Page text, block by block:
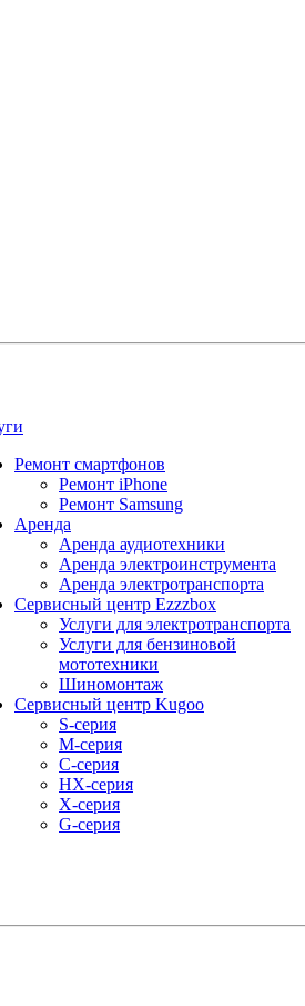
Ремонт смартфонов
Ремонт iPhone
Ремонт Samsung
Аренда
Аренда аудиотехники
Аренда электроинструмента
Аренда электротранспорта
Сервисный центр Ezzzbox
Услуги для электротранспорта
Услуги для бензиновой
мототехники
Шиномонтаж
Сервисный центр Kugoo
S-cерия
M-серия
С-серия
HX-серия
X-серия
G-серия